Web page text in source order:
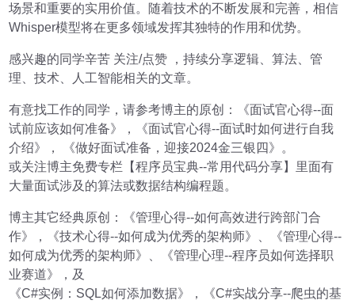
场景和重要的实用价值。随着技术的不断发展和完善，相信
Whisper模型将在更多领域发挥其独特的作用和优势。
感兴趣的同学辛苦 关注/点赞 ，持续分享逻辑、算法、管
理、技术、人工智能相关的文章。
有意找工作的同学，请参考博主的原创：《面试官心得--面
试前应该如何准备》，《面试官心得--面试时如何进行自我
介绍》， 《做好面试准备，迎接2024金三银四》。
或关注博主免费专栏【程序员宝典--常用代码分享】里面有
大量面试涉及的算法或数据结构编程题。
博主其它经典原创：《管理心得--如何高效进行跨部门合
作》，《技术心得--如何成为优秀的架构师》、《管理心得--
如何成为优秀的架构师》、《管理心理--程序员如何选择职
业赛道》，及
《C#实例：SQL如何添加数据》，《C#实战分享--爬虫的基